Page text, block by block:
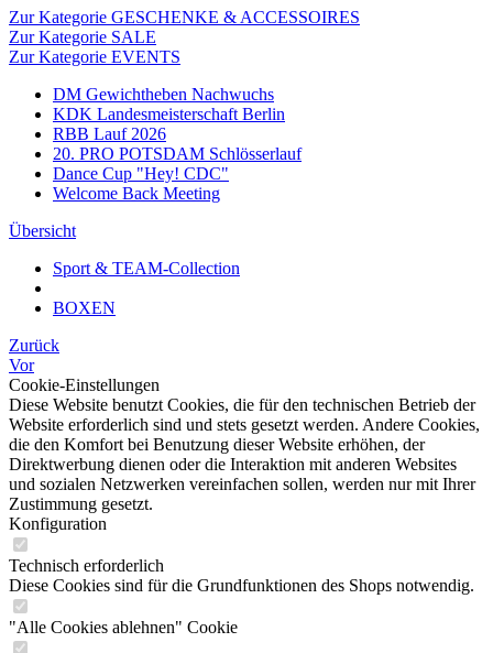
Zur Kategorie GESCHENKE & ACCESSOIRES
Zur Kategorie SALE
Zur Kategorie EVENTS
DM Gewichtheben Nachwuchs
KDK Landesmeisterschaft Berlin
RBB Lauf 2026
20. PRO POTSDAM Schlösserlauf
Dance Cup "Hey! CDC"
Welcome Back Meeting
Übersicht
Sport & TEAM-Collection
BOXEN
Zurück
Vor
Cookie-Einstellungen
Diese Website benutzt Cookies, die für den technischen Betrieb der
Website erforderlich sind und stets gesetzt werden. Andere Cookies,
die den Komfort bei Benutzung dieser Website erhöhen, der
Direktwerbung dienen oder die Interaktion mit anderen Websites
und sozialen Netzwerken vereinfachen sollen, werden nur mit Ihrer
Zustimmung gesetzt.
Konfiguration
Technisch erforderlich
Diese Cookies sind für die Grundfunktionen des Shops notwendig.
"Alle Cookies ablehnen" Cookie